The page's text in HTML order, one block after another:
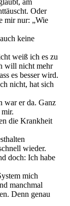
am
Oder
mir nur: „Wie
keine
weiß ich es zu
will nicht mehr
es besser wird.
nicht, hat sich
war er da. Ganz
die Krankheit
wieder.
doch: Ich habe
mich
manchmal
Denn genau